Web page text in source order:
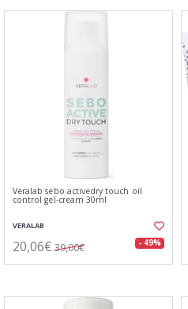
Veralab sebo activedry touch oil
control gel-cream 30ml
VERALAB
20,06€ 39,00€ - 49%